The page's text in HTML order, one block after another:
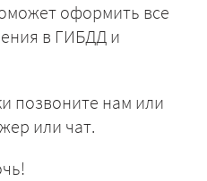
оформить все
в ГИБДД и
позвоните нам или
или чат.